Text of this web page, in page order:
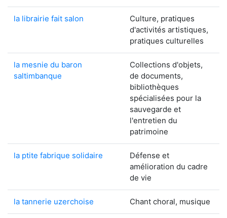
la librairie fait salon
Culture, pratiques
d'activités artistiques,
pratiques culturelles
la mesnie du baron
saltimbanque
Collections d'objets,
de documents,
bibliothèques
spécialisées pour la
sauvegarde et
l'entretien du
patrimoine
la ptite fabrique solidaire
Défense et
amélioration du cadre
de vie
la tannerie uzerchoise Chant choral, musique